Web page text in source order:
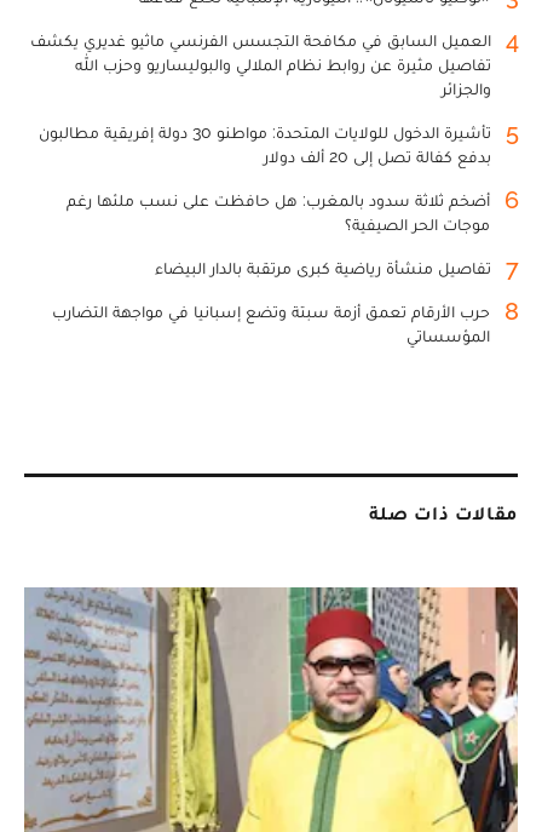
4
العميل السابق في مكافحة التجسس الفرنسي ماثيو غديري يكشف
تفاصيل مثيرة عن روابط نظام الملالي والبوليساريو وحزب الله
والجزائر
5
تأشيرة الدخول للولايات المتحدة: مواطنو 30 دولة إفريقية مطالبون
بدفع كفالة تصل إلى 20 ألف دولار
6
أضخم ثلاثة سدود بالمغرب: هل حافظت على نسب ملئها رغم
موجات الحر الصيفية؟
7 تفاصيل منشأة رياضية كبرى مرتقبة بالدار البيضاء
8
حرب الأرقام تعمق أزمة سبتة وتضع إسبانيا في مواجهة التضارب
المؤسساتي
مقالات ذات صلة